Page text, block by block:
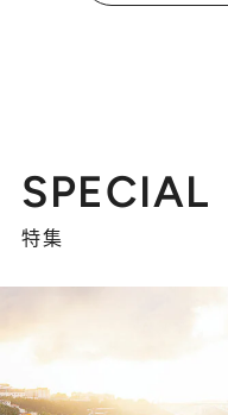
SPECIAL
特集